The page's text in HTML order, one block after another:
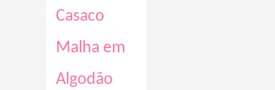
Casaco
Malha em
Algodão